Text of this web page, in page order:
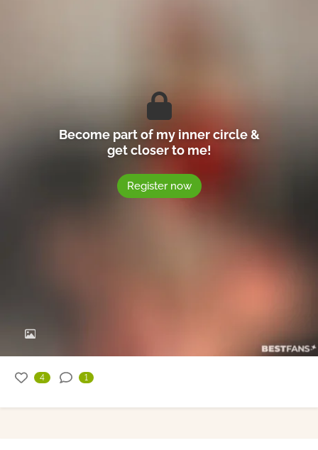
Become part of my inner circle &
get closer to me!
Register now
4 1